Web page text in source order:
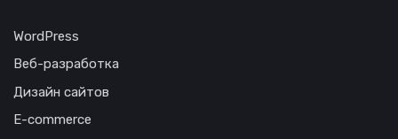
WordPress
Веб-разработка
Дизайн сайтов
E-commerce